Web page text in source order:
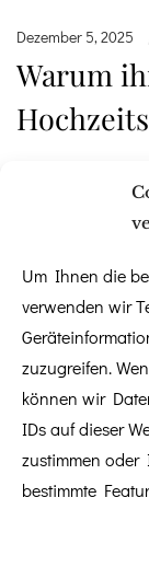
Um Ihnen die
verwenden wir
zuzugreifen.
können wir
IDs auf dieser
zustimmen oder
bestimmte
Dezember 5, 2025
Warum
auch
Location-
und
entspannten
Genau hier zeigt
Unterstützung
spart, sondern